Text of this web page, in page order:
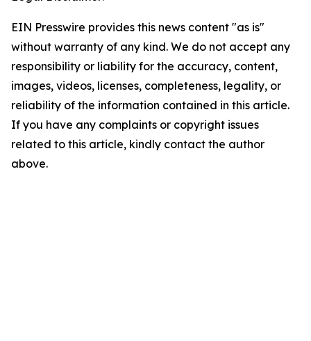
EIN Presswire provides this news content "as is"
without warranty of any kind. We do not accept any
responsibility or liability for the accuracy, content,
images, videos, licenses, completeness, legality, or
reliability of the information contained in this article.
If you have any complaints or copyright issues
related to this article, kindly contact the author
above.